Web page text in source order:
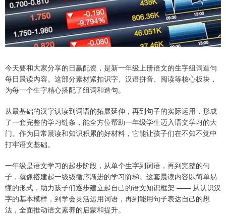
今天要和大家分享的日赢配资，是新一年级上册语文的生字组词造句
每日晨读内容。这部分素材紧扣识字、汉语拼音、阅读等核心板块，
为每一个生字精心搭配了组词和造句。
从最基础的汉字认读到词语的拓展延伸，再到句子的实际运用，形成
了一套完整的学习链条，能全方位帮助一年级学生迈入语文学习的大
门。作为日常晨读和知识积累的好材料，它能让孩子们在不知不觉中
打牢语文基础。
一年级是语文学习的起步阶段，从单个生字到词语，再到完整的句
子，就像搭建起一级级循序渐进的学习阶梯。这套晨读内容以简单易
懂的形式，助力孩子们逐步建立起自己的语文知识框架 —— 从认识汉
字的基本模样，到学会灵活运用词语，再到能用句子表达自己的想
法，全面推动语文素养的启蒙和提升。